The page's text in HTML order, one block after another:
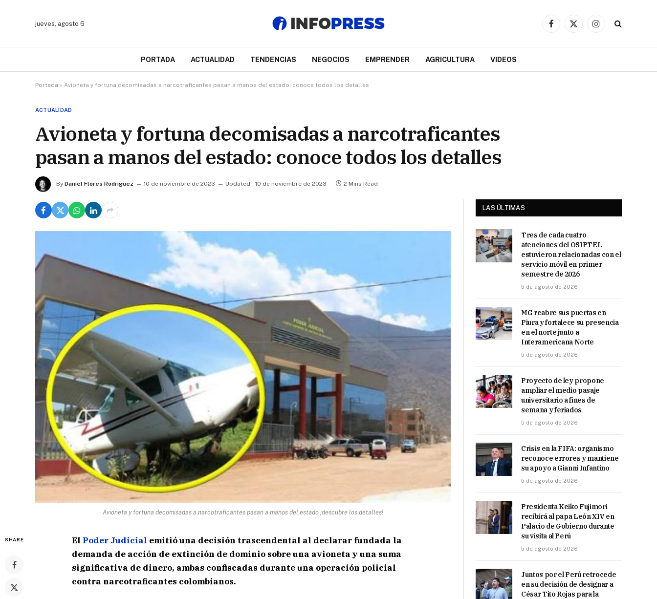
jueves, agosto 6
Facebook
X
Instagram
PORTADA ACTUALIDAD TENDENCIAS NEGOCIOS EMPRENDER AGRICULTURA VIDEOS
Portada » Avioneta y fortuna decomisadas a narcotraficantes pasan a manos del estado: conoce todos los detalles
ACTUALIDAD
Avioneta y fortuna decomisadas a narcotraficantes
pasan a manos del estado: conoce todos los detalles
By Daniel Flores Rodríguez 10 de noviembre de 2023 Updated: 10 de noviembre de 2023 2 Mins Read
Avioneta y fortuna decomisadas a narcotraficantes pasan a manos del estado ¡descubre los detalles!
SHARE El Poder Judicial emitió una decisión trascendental al declarar fundada la
demanda de acción de extinción de dominio sobre una avioneta y una suma
significativa de dinero, ambas confiscadas durante una operación policial
contra narcotraficantes colombianos.
LAS ÚLTIMAS
Tres de cada cuatro
atenciones del OSIPTEL
estuvieron relacionadas con el
servicio móvil en primer
semestre de 2026
5 de agosto de 2026
MG reabre sus puertas en
Piura y fortalece su presencia
en el norte junto a
Interamericana Norte
5 de agosto de 2026
Proyecto de ley propone
ampliar el medio pasaje
universitario a fines de
semana y feriados
5 de agosto de 2026
Crisis en la FIFA: organismo
reconoce errores y mantiene
su apoyo a Gianni Infantino
5 de agosto de 2026
Presidenta Keiko Fujimori
recibirá al papa León XIV en
Palacio de Gobierno durante
su visita al Perú
5 de agosto de 2026
Juntos por el Perú retrocede
en su decisión de designar a
César Tito Rojas para la